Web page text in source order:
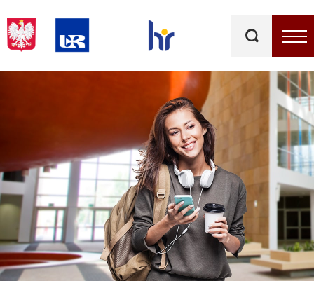
kluczowe